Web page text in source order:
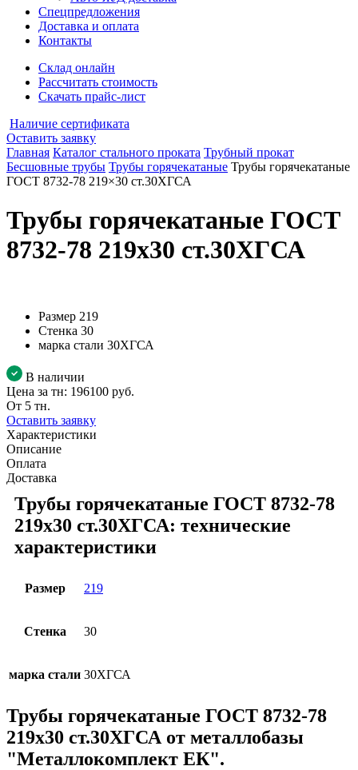
Спецпредложения
Доставка и оплата
Контакты
Склад онлайн
Рассчитать стоимость
Скачать прайс-лист
Наличие сертификата
Оставить заявку
Главная Каталог стального проката Трубный прокат
Бесшовные трубы Трубы горячекатаные Трубы горячекатаные
ГОСТ 8732-78 219×30 ст.30ХГСА
Трубы горячекатаные ГОСТ
8732-78 219x30 ст.30ХГСА
Размер 219
Стенка 30
марка стали 30ХГСА
В наличии
Цена за тн: 196100 руб.
От 5 тн.
Оставить заявку
Характеристики
Описание
Оплата
Доставка
Трубы горячекатаные ГОСТ 8732-78
219x30 ст.30ХГСА: технические
характеристики
Размер 219
Стенка 30
марка стали 30ХГСА
Трубы горячекатаные ГОСТ 8732-78
219x30 ст.30ХГСА от металлобазы
"Металлокомплект ЕК".